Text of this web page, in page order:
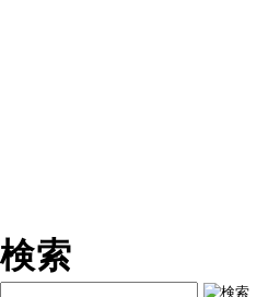
検索